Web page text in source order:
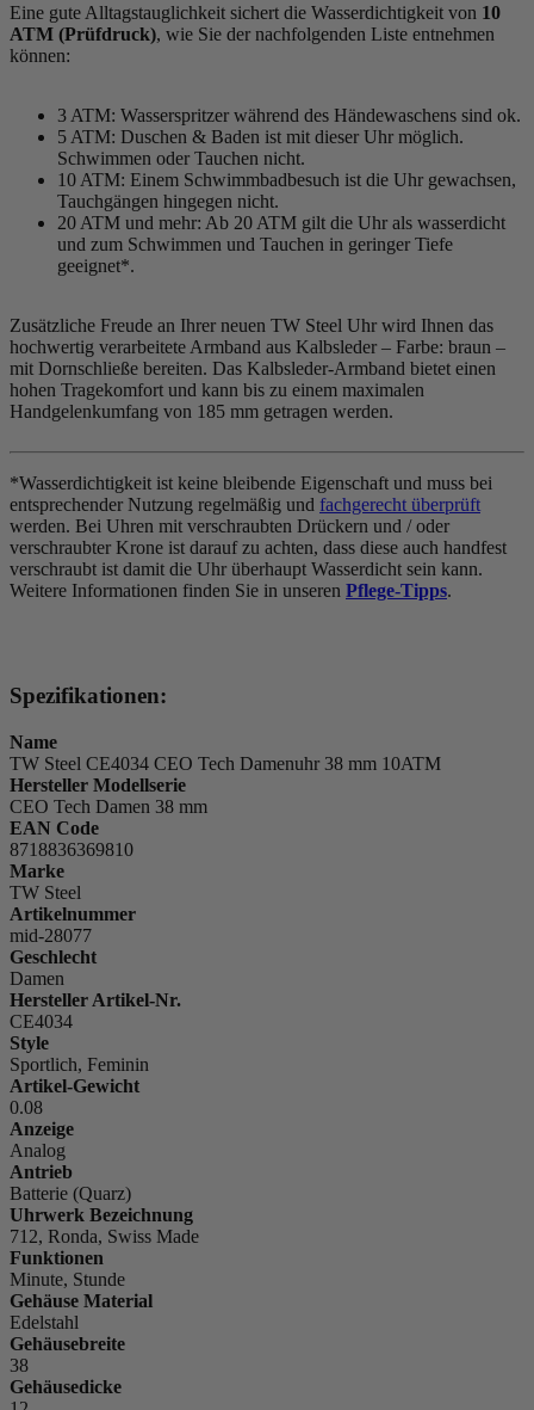
Eine gute Alltagstauglichkeit sichert die Wasserdichtigkeit von 10
ATM (Prüfdruck), wie Sie der nachfolgenden Liste entnehmen
können:
3 ATM: Wasserspritzer während des Händewaschens sind ok.
5 ATM: Duschen & Baden ist mit dieser Uhr möglich.
Schwimmen oder Tauchen nicht.
10 ATM: Einem Schwimmbadbesuch ist die Uhr gewachsen,
Tauchgängen hingegen nicht.
20 ATM und mehr: Ab 20 ATM gilt die Uhr als wasserdicht
und zum Schwimmen und Tauchen in geringer Tiefe
geeignet*.
Zusätzliche Freude an Ihrer neuen TW Steel Uhr wird Ihnen das
hochwertig verarbeitete Armband aus Kalbsleder – Farbe: braun –
mit Dornschließe bereiten. Das Kalbsleder-Armband bietet einen
hohen Tragekomfort und kann bis zu einem maximalen
Handgelenkumfang von 185 mm getragen werden.
*Wasserdichtigkeit ist keine bleibende Eigenschaft und muss bei
entsprechender Nutzung regelmäßig und fachgerecht überprüft
werden. Bei Uhren mit verschraubten Drückern und / oder
verschraubter Krone ist darauf zu achten, dass diese auch handfest
verschraubt ist damit die Uhr überhaupt Wasserdicht sein kann.
Weitere Informationen finden Sie in unseren Pflege-Tipps.
Spezifikationen:
Name
TW Steel CE4034 CEO Tech Damenuhr 38 mm 10ATM
Hersteller Modellserie
CEO Tech Damen 38 mm
EAN Code
8718836369810
Marke
TW Steel
Artikelnummer
mid-28077
Geschlecht
Damen
Hersteller Artikel-Nr.
CE4034
Style
Sportlich, Feminin
Artikel-Gewicht
0.08
Anzeige
Analog
Antrieb
Batterie (Quarz)
Uhrwerk Bezeichnung
712, Ronda, Swiss Made
Funktionen
Minute, Stunde
Gehäuse Material
Edelstahl
Gehäusebreite
38
Gehäusedicke